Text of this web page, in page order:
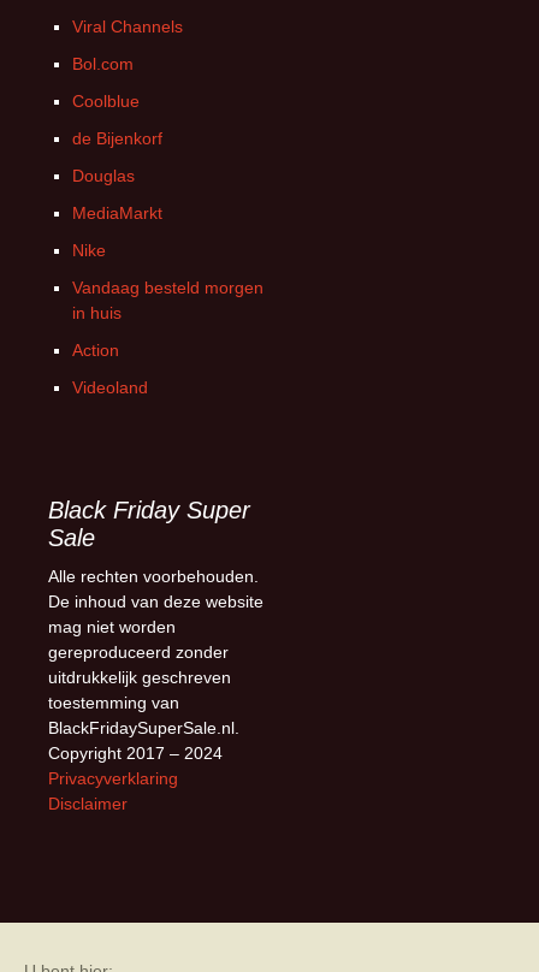
Viral Channels
Bol.com
Coolblue
de Bijenkorf
Douglas
MediaMarkt
Nike
Vandaag besteld morgen
in huis
Action
Videoland
Black Friday Super
Sale
Alle rechten voorbehouden.
De inhoud van deze website
mag niet worden
gereproduceerd zonder
uitdrukkelijk geschreven
toestemming van
BlackFridaySuperSale.nl.
Copyright 2017 – 2024
Privacyverklaring
Disclaimer